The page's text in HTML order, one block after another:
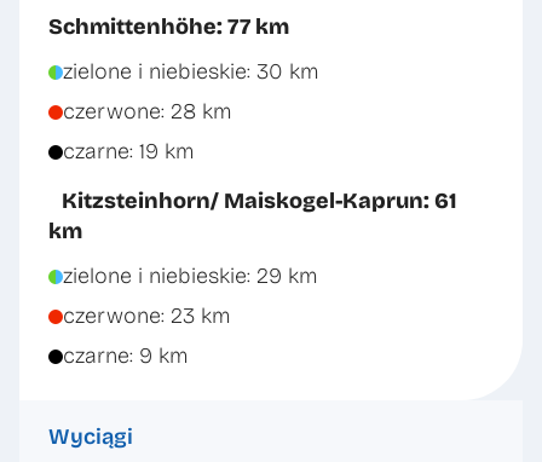
Schmittenhöhe: 77 km
zielone i niebieskie: 30 km
czerwone: 28 km
czarne: 19 km
Kitzsteinhorn/ Maiskogel-Kaprun: 61
km
zielone i niebieskie: 29 km
czerwone: 23 km
czarne: 9 km
Wyciągi